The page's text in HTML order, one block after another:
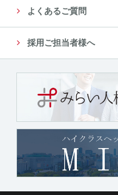
よくあるご質問
採用ご担当者様へ